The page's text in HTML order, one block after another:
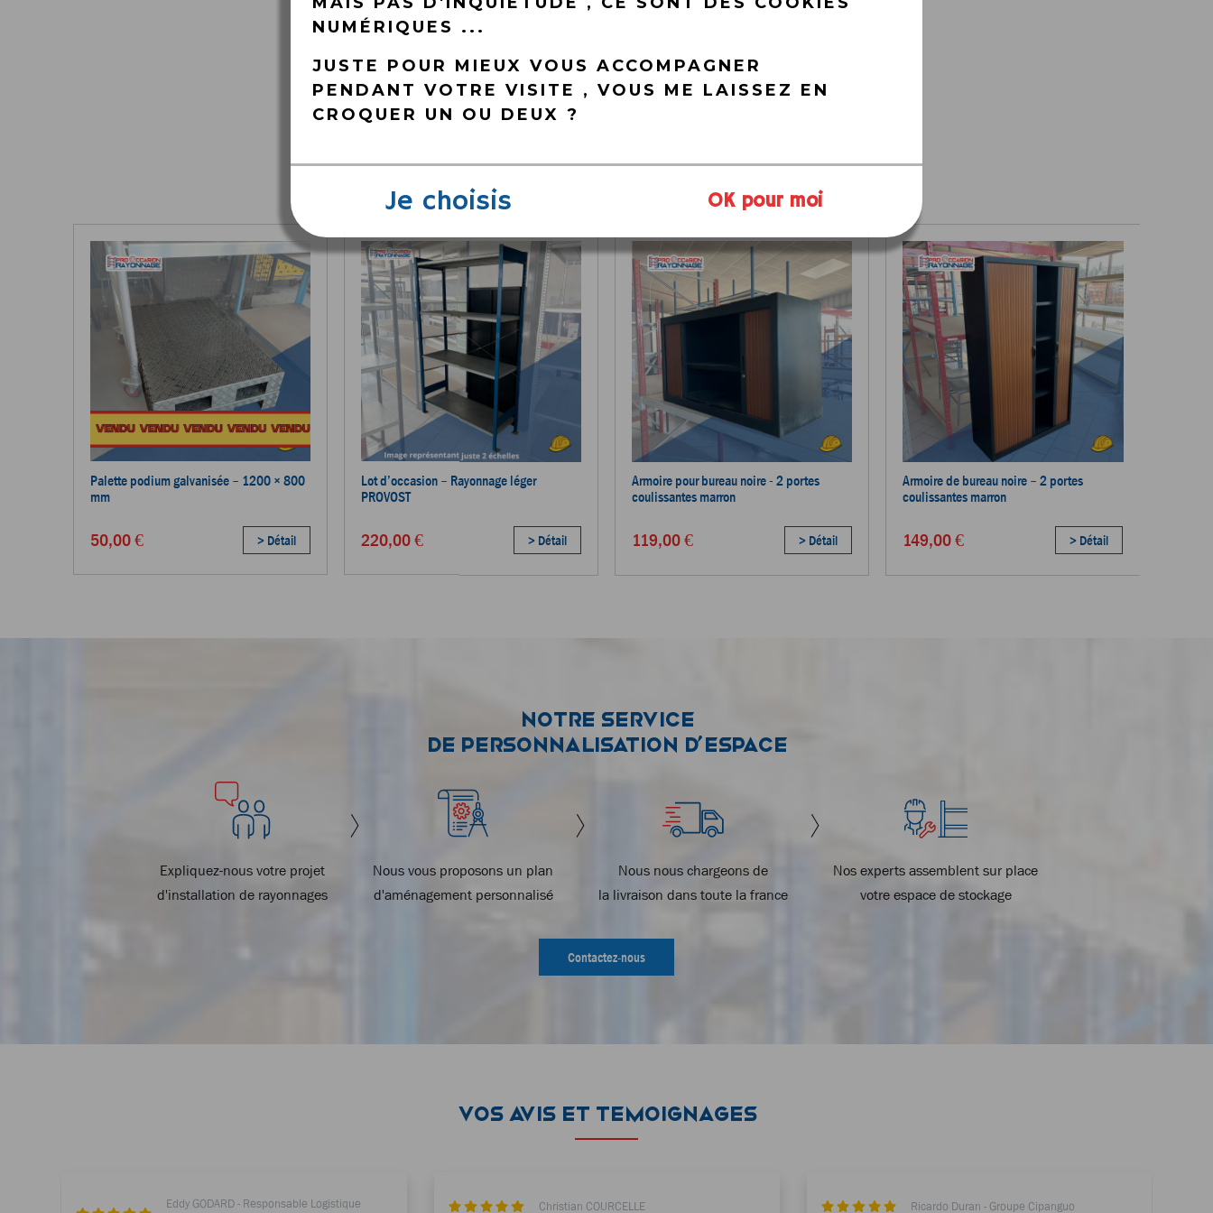
NUMÉRIQUES ...
JUSTE POUR MIEUX VOUS ACCOMPAGNER
PENDANT VOTRE VISITE , VOUS ME LAISSEZ EN
CROQUER UN OU DEUX ?
Je choisis OK pour moi
POUR COMPLETER
Palette podium galvanisée – 1200 × 800
mm
50,00 € > Détail
Lot d’occasion – Rayonnage léger
PROVOST
220,00 € > Détail
Armoire pour bureau noire - 2 portes
coulissantes marron
119,00 € > Détail
Armoire de bureau noire – 2 portes
coulissantes marron
149,00 € > Détail
Notre service
de personnalisation d’espace
Expliquez-nous votre projet
d'installation de rayonnages
Nous vous proposons un plan
d'aménagement personnalisé
Nos experts assemblent sur place
votre espace de stockage
Nous nous chargeons de
la livraison dans toute la france
Contactez-nous
VOS AVIS ET TEMOIGNAGES
Eddy GODARD - Responsable Logistique Christian COURCELLE Ricardo Duran - Groupe Cipanguo